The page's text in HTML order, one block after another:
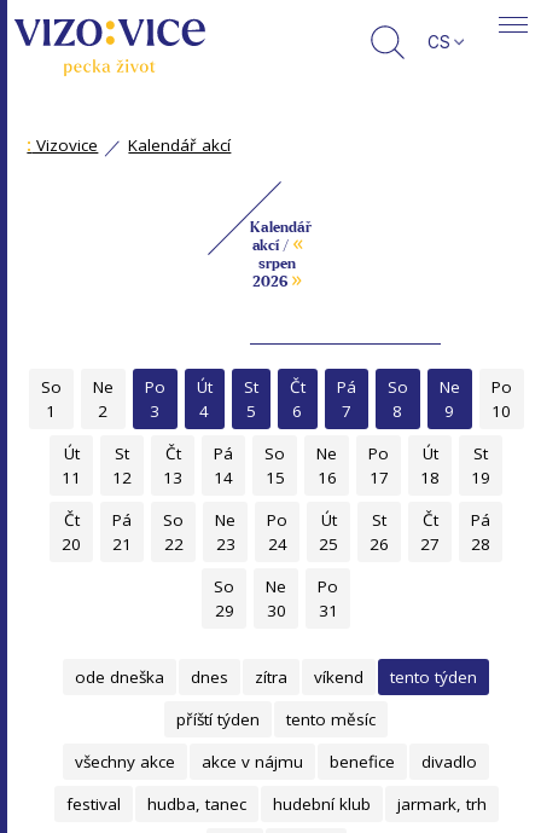
CS
: Vizovice Kalendář akcí
Kalendář
akcí / «
srpen
2026 »
So
1
Ne
2
Po
3
Út
4
St
5
Čt
6
Pá
7
So
8
Ne
9
Po
10
Út
11
St
12
Čt
13
Pá
14
So
15
Ne
16
Po
17
Út
18
St
19
Čt
20
Pá
21
So
22
Ne
23
Po
24
Út
25
St
26
Čt
27
Pá
28
So
29
Ne
30
Po
31
ode dneška dnes zítra víkend
tento týden
příští týden
tento měsíc
všechny akce
akce v nájmu benefice
divadlo
festival
hudba, tanec hudební klub
jarmark, trh